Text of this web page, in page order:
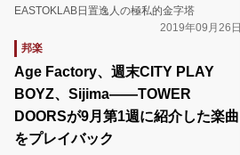
EASTOKLAB日置逸人の極私的金字塔
2019年09月26日
邦楽
Age Factory、週末CITY PLAY
BOYZ、Sijima――TOWER
DOORSが9月第1週に紹介した楽曲
をプレイバック